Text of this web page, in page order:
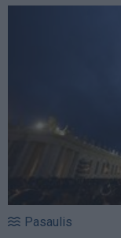
Pasaulis